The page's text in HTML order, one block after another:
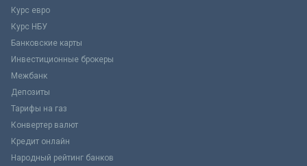
Курс евро
Курс НБУ
Банковские карты
Инвестиционные брокеры
Межбанк
Депозиты
Тарифы на газ
Конвертер валют
Кредит онлайн
Народный рейтинг банков